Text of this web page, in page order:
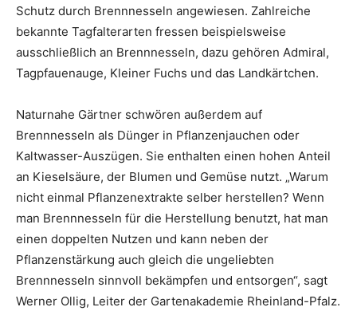
Schutz durch Brennnesseln angewiesen. Zahlreiche
bekannte Tagfalterarten fressen beispielsweise
ausschließlich an Brennnesseln, dazu gehören Admiral,
Tagpfauenauge, Kleiner Fuchs und das Landkärtchen.
Naturnahe Gärtner schwören außerdem auf
Brennnesseln als Dünger in Pflanzenjauchen oder
Kaltwasser-Auszügen. Sie enthalten einen hohen Anteil
an Kieselsäure, der Blumen und Gemüse nutzt. „Warum
nicht einmal Pflanzenextrakte selber herstellen? Wenn
man Brennnesseln für die Herstellung benutzt, hat man
einen doppelten Nutzen und kann neben der
Pflanzenstärkung auch gleich die ungeliebten
Brennnesseln sinnvoll bekämpfen und entsorgen“, sagt
Werner Ollig, Leiter der Gartenakademie Rheinland-Pfalz.